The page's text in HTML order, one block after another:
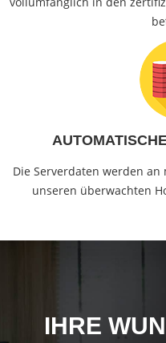
Die Serverdaten werden
unseren überwachten
IHRE